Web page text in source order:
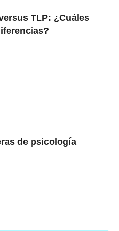
TLP: ¿Cuáles
de psicología